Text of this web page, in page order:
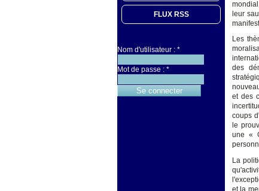
FLUX RSS
Nom d'utilisateur : *
Mot de passe : *
leur
Les
des
et des
coups
le
une «
La